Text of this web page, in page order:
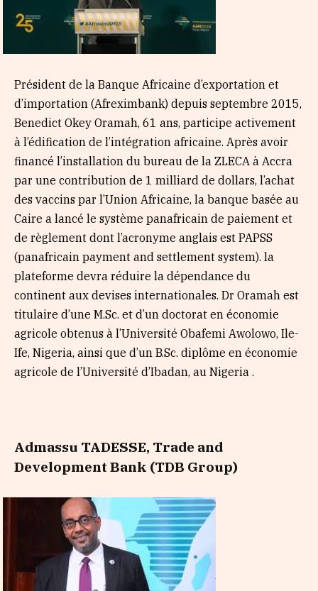
Président de la Banque Africaine d’exportation et
d’importation (Afreximbank) depuis septembre 2015,
Benedict Okey Oramah, 61 ans, participe activement
à l’édification de l’intégration africaine. Après avoir
financé l’installation du bureau de la ZLECA à Accra
par une contribution de 1 milliard de dollars, l’achat
des vaccins par l’Union Africaine, la banque basée au
Caire a lancé le système panafricain de paiement et
de règlement dont l’acronyme anglais est PAPSS
(panafricain payment and settlement system). la
plateforme devra réduire la dépendance du
continent aux devises internationales. Dr Oramah est
titulaire d’une M.Sc. et d’un doctorat en économie
agricole obtenus à l’Université Obafemi Awolowo, Ile-
Ife, Nigeria, ainsi que d’un B.Sc. diplôme en économie
agricole de l’Université d’Ibadan, au Nigeria .
Admassu TADESSE, Trade and
Development Bank (TDB Group)